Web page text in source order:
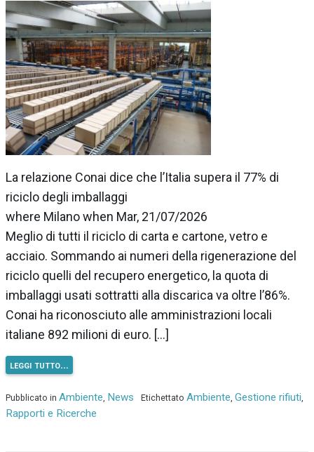
La relazione Conai dice che l’Italia supera il 77% di
riciclo degli imballaggi
where Milano when Mar, 21/07/2026
Meglio di tutti il riciclo di carta e cartone, vetro e
acciaio. Sommando ai numeri della rigenerazione del
riciclo quelli del recupero energetico, la quota di
imballaggi usati sottratti alla discarica va oltre l’86%.
Conai ha riconosciuto alle amministrazioni locali
italiane 892 milioni di euro. […]
leggi tutto…
Pubblicato in Ambiente News Etichettato Ambiente Gestione rifiuti
Rapporti e Ricerche